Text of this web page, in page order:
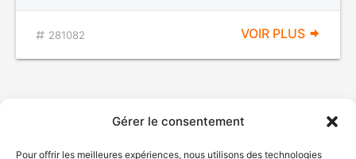
Gérer le consentement
Pour offrir les meilleures expériences, nous utilisons des technologies
281082 VOIR PLUS